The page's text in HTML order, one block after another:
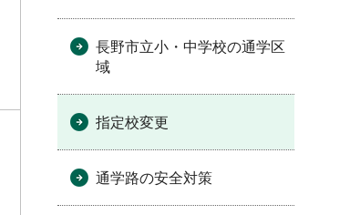
長野市立小・中学校の通学区
域
指定校変更
通学路の安全対策